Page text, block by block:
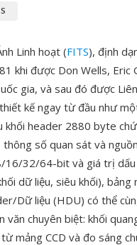
Linh hoạt (FITS), định
khi được Don Wells, Eric
gia, và sau đó được
kế ngay từ đầu như
header 2880 byte
số quan sát và
16/32/64-bit và giá trị
dữ liệu, siêu khối), bảng
Dữ liệu (HDU) có thể
chuyên biệt: khối
mảng CCD và đo sáng